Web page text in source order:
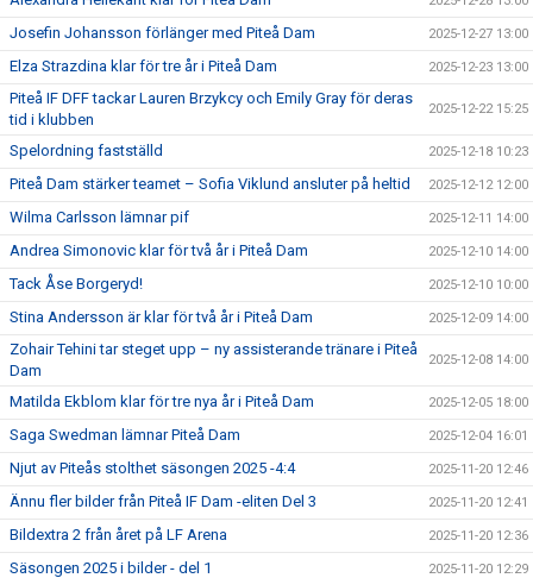
Josefin Johansson förlänger med Piteå Dam 2025-12-27 13:00
Elza Strazdina klar för tre år i Piteå Dam 2025-12-23 13:00
Piteå IF DFF tackar Lauren Brzykcy och Emily Gray för deras
tid i klubben
2025-12-22 15:25
Spelordning fastställd 2025-12-18 10:23
Piteå Dam stärker teamet – Sofia Viklund ansluter på heltid 2025-12-12 12:00
Wilma Carlsson lämnar pif 2025-12-11 14:00
Andrea Simonovic klar för två år i Piteå Dam 2025-12-10 14:00
Tack Åse Borgeryd! 2025-12-10 10:00
Stina Andersson är klar för två år i Piteå Dam 2025-12-09 14:00
Zohair Tehini tar steget upp – ny assisterande tränare i Piteå
Dam
2025-12-08 14:00
Matilda Ekblom klar för tre nya år i Piteå Dam 2025-12-05 18:00
Saga Swedman lämnar Piteå Dam 2025-12-04 16:01
Njut av Piteås stolthet säsongen 2025 -4:4 2025-11-20 12:46
Ännu fler bilder från Piteå IF Dam -eliten Del 3 2025-11-20 12:41
Bildextra 2 från året på LF Arena 2025-11-20 12:36
Säsongen 2025 i bilder - del 1 2025-11-20 12:29